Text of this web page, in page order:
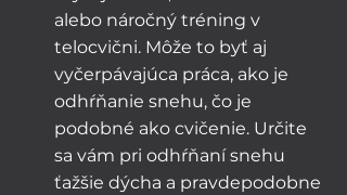
alebo náročný tréning v
telocvični. Môže to byť aj
vyčerpávajúca práca, ako je
odhŕňanie snehu, čo je
podobné ako cvičenie. Určite
sa vám pri odhŕňaní snehu
ťažšie dýcha a pravdepodobne